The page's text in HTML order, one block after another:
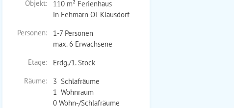
Objekt:
110 m² Ferienhaus
in Fehmarn OT Klausdorf
Personen:
1-7 Personen
max. 6 Erwachsene
Etage:
Erdg./1. Stock
Räume:
3 Schlafräume
1 Wohnraum
0 Wohn-/Schlafräume